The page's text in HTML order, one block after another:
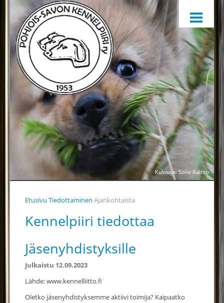
Kuvaaja: Soile Rainio
ETUSIVU
HARRASTAMINEN
KENNELPIIRI
SÄÄNNÖT, OHJEET JA LOMAKKEET
KENNELPIIRIN JAOSTOT
YHTEYSTIEDOT
YHTEINEN VUOSIKELLO
PALKINTOTUOMARIT
TIEDOTTAMINEN
Etusivu Tiedottaminen Ajankohtaista
Kennelpiiri tiedottaa
Jäsenyhdistyksille
Julkaistu 12.09.2023
Lähde: www.kennelliitto.fi
Oletko jäsenyhdistyksemme aktiivi toimija? Kaipaatko